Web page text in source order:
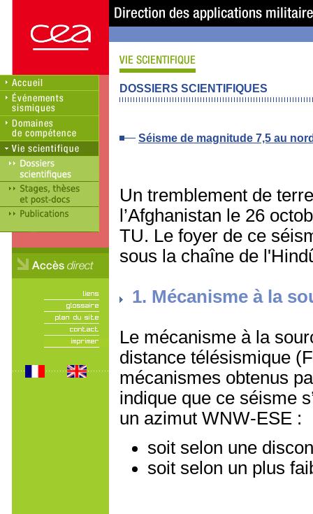
DOSSIERS SCIENTIFIQUES
Séisme de magnitude 7,5 au
Un tremblement de
l’Afghanistan le 26
TU. Le foyer de ce
sous la chaîne de
1. Mécanisme à la
Le mécanisme à la
distance télésismique
mécanismes obtenus
indique que ce séisme
un azimut WNW-ESE :
soit selon une
soit selon un plus